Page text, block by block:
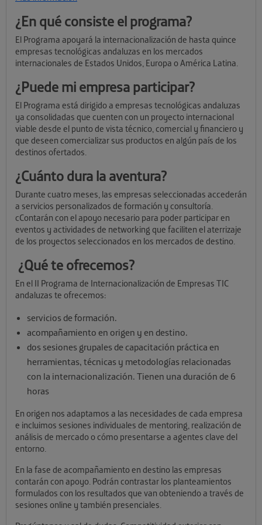
¿En qué consiste el programa?
El Programa apoyará la internacionalización de hasta quince
empresas tecnológicas andaluzas en los mercados
internacionales de Estados Unidos, Europa o América Latina.
¿Puede mi empresa participar?
El Programa está dirigido a empresas tecnológicas andaluzas
ya consolidadas que cuenten con un proyecto internacional
viable desde el punto de vista técnico, comercial y financiero y
que deseen comercializar sus productos en algún país de los
destinos ofertados.
¿Cuánto dura la aventura?
Durante cuatro meses, las empresas seleccionadas accederán
a servicios personalizados de formación y consultoría.
cContarán con el apoyo necesario para poder participar en
eventos y actividades de networking que faciliten el aterrizaje
de los proyectos seleccionados en los mercados de destino.
¿Qué te ofrecemos?
En el II Programa de Internacionalización de Empresas TIC
andaluzas te ofrecemos:
servicios de formación.
acompañamiento en origen y en destino.
dos sesiones grupales de capacitación práctica en
herramientas, técnicas y metodologías relacionadas
con la internacionalización. Tienen una duración de 6
horas
En origen nos adaptamos a las necesidades de cada empresa
e incluimos sesiones individuales de mentoring, realización de
análisis de mercado o cómo presentarse a agentes clave del
entorno.
En la fase de acompañamiento en destino las empresas
contarán con apoyo. Podrán contrastar los planteamientos
formulados con los resultados que van obteniendo a través de
sesiones online y también presenciales.